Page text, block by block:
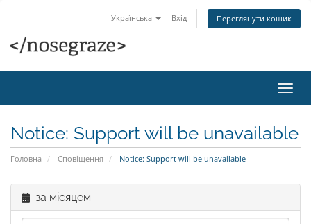
Українська Вхід Переглянути кошик
Notice: Support will be unavailable
Головна Сповіщення Notice: Support will be unavailable
за місяцем